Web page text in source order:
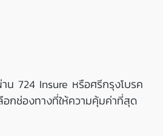
น 724 Insure หรือศรีกรุงโบรค
อกช่องทางที่ให้ความคุ้มค่าที่สุด